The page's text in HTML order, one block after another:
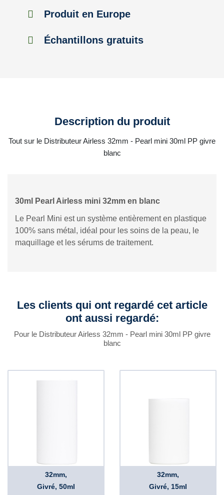
Produit en Europe
Échantillons gratuits
Description du produit
Tout sur le Distributeur Airless 32mm - Pearl mini 30ml PP givre
blanc
30ml Pearl Airless mini 32mm en blanc
Le Pearl Mini est un système entièrement en plastique
100% sans métal, idéal pour les soins de la peau, le
maquillage et les sérums de traitement.
Les clients qui ont regardé cet article
ont aussi regardé:
Pour le Distributeur Airless 32mm - Pearl mini 30ml PP givre
blanc
32mm,
Givré, 50ml
32mm,
Givré, 15ml